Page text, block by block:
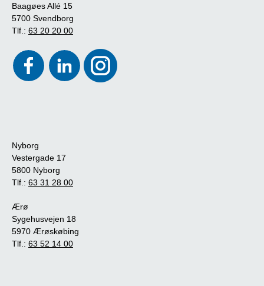
Baagøes Allé 15
5700 Svendborg
Tlf.: 63 20 20 00
Nyborg
Vestergade 17
5800 Nyborg
Tlf.: 63 31 28 00
Ærø
Sygehusvejen 18
5970 Ærøskøbing
Tlf.: 63 52 14 00